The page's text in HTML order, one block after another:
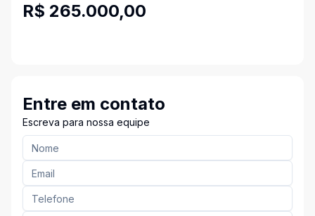
R$ 265.000,00
Entre em contato
Escreva para nossa equipe